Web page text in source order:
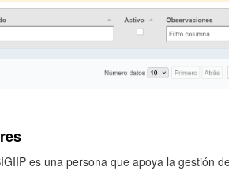
es una persona que apoya la gestión